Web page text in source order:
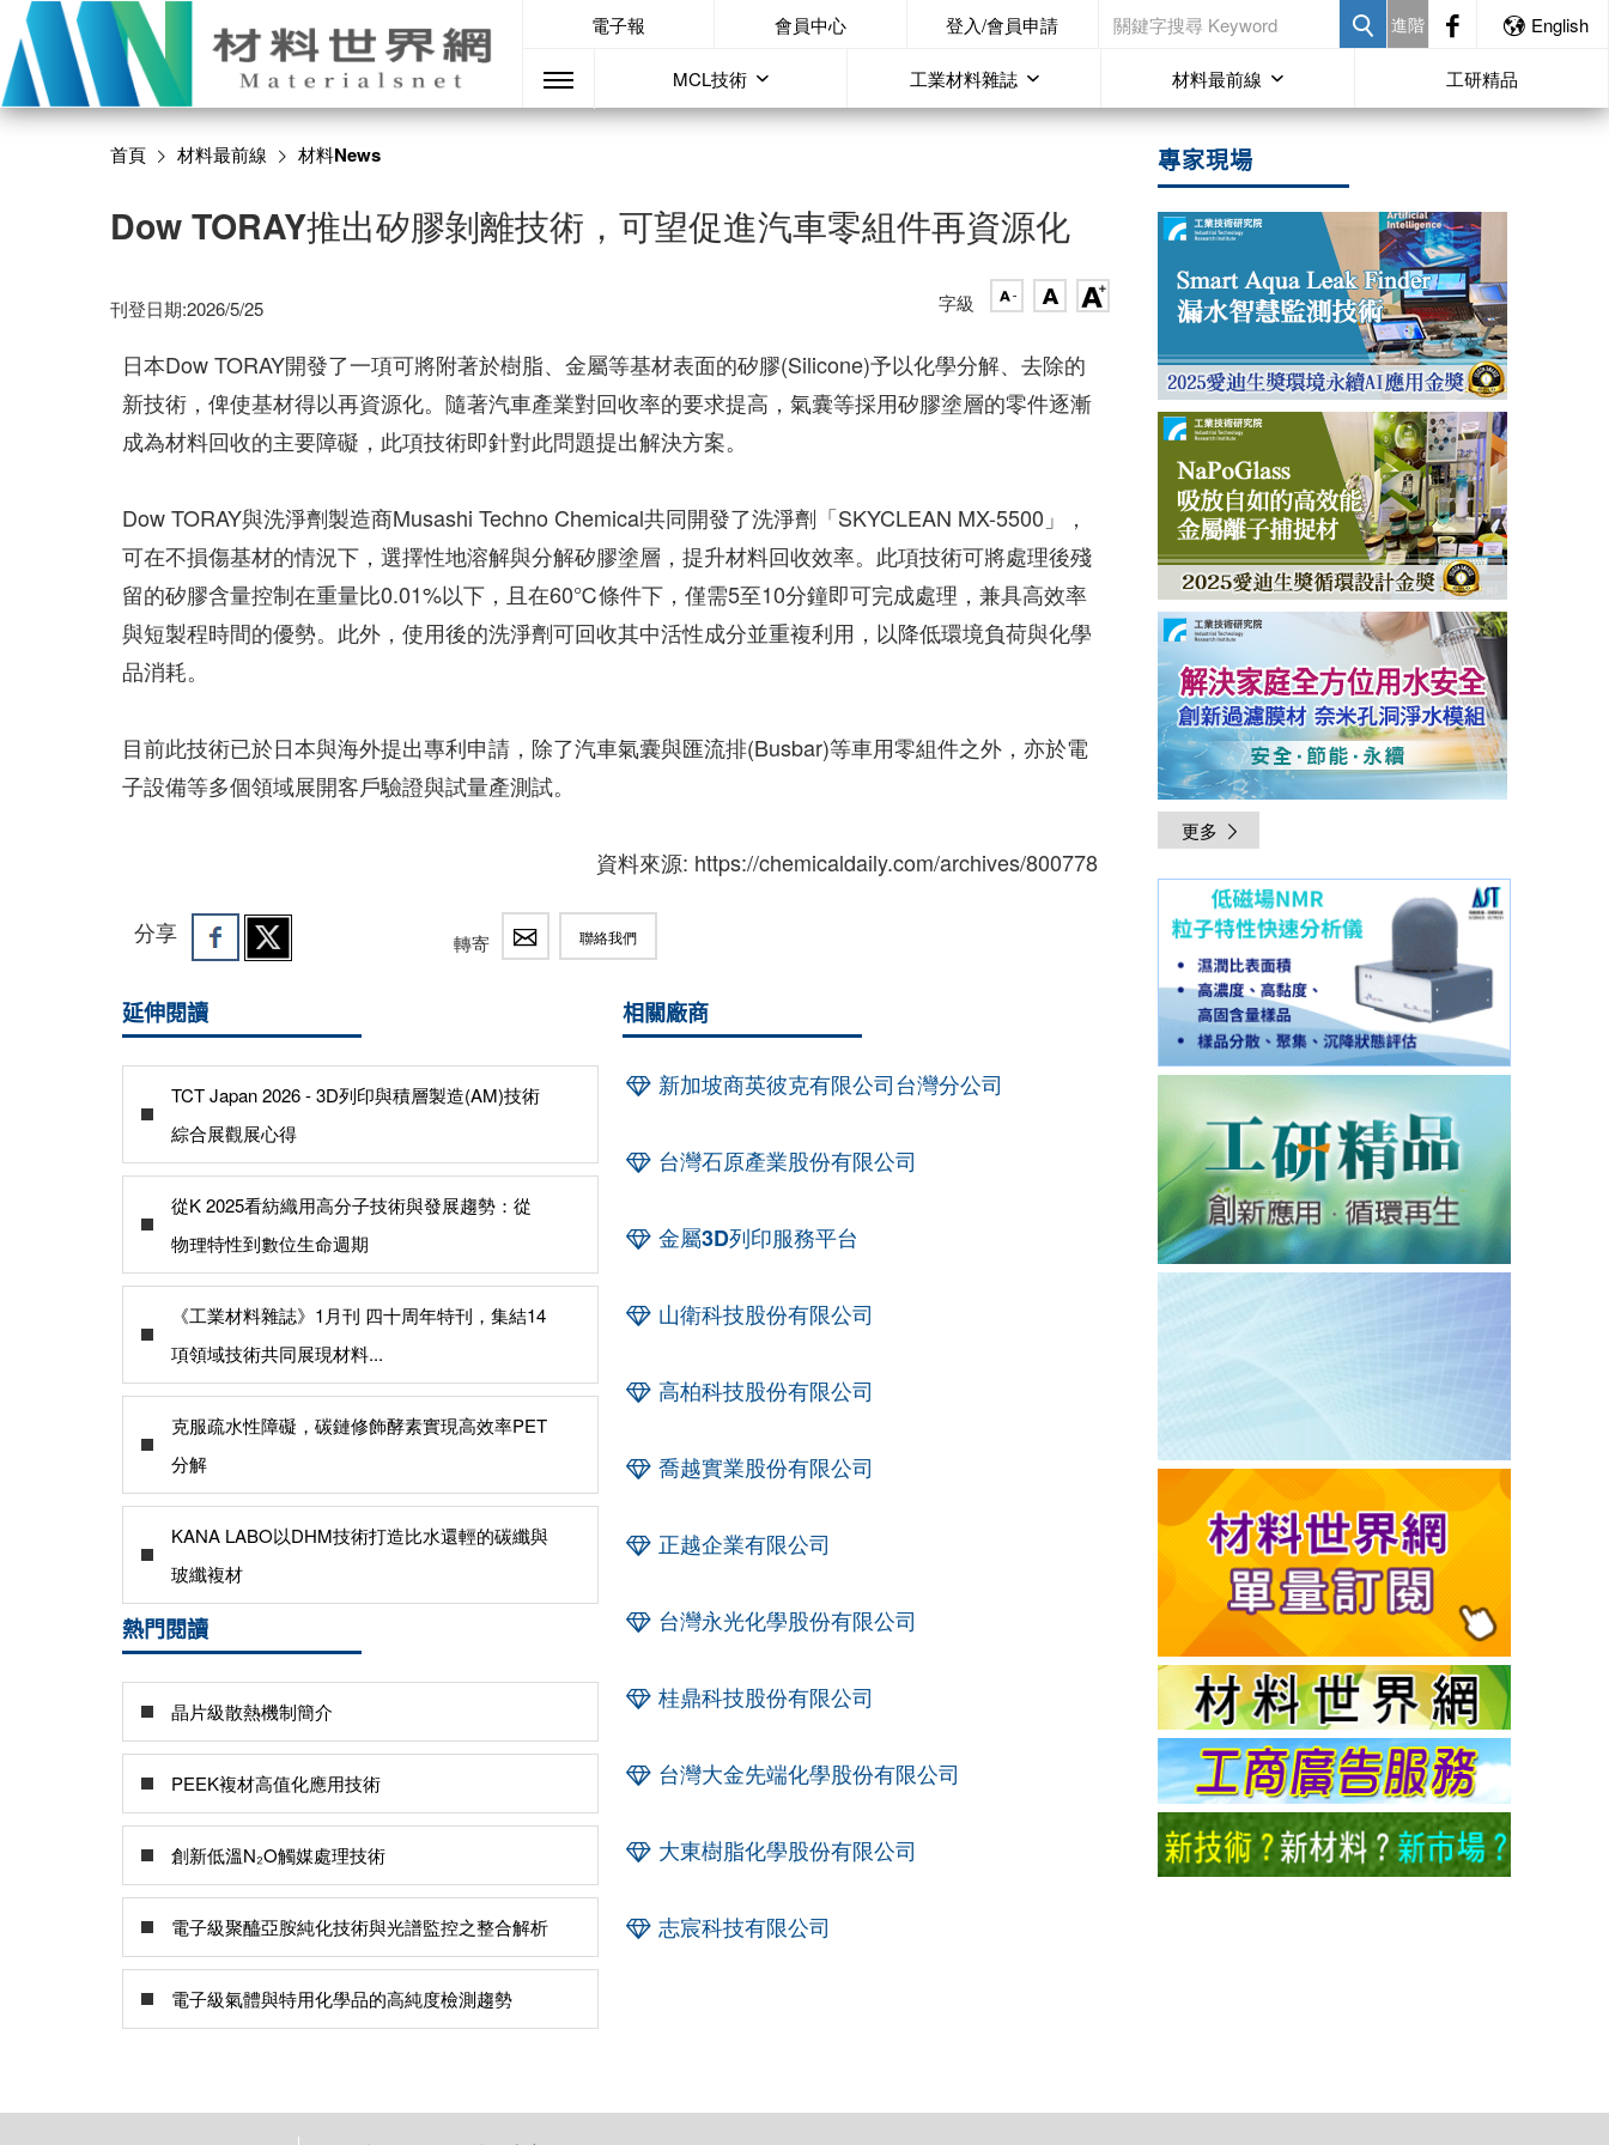
電子報 會員中心 登入/會員申請 進階 English
MCL技術 工業材料雜誌 材料最前線 工研精品
首頁 材料最前線 材料News
Dow TORAY推出矽膠剝離技術，可望促進汽車零組件再資源化
刊登日期:2026/5/25 字級
日本Dow TORAY開發了一項可將附著於樹脂、金屬等基材表面的矽膠(Silicone)予以化學分解、去除的
新技術，俾使基材得以再資源化。隨著汽車產業對回收率的要求提高，氣囊等採用矽膠塗層的零件逐漸
成為材料回收的主要障礙，此項技術即針對此問題提出解決方案。
Dow TORAY與洗淨劑製造商Musashi Techno Chemical共同開發了洗淨劑「SKYCLEAN MX-5500」，
可在不損傷基材的情況下，選擇性地溶解與分解矽膠塗層，提升材料回收效率。此項技術可將處理後殘
留的矽膠含量控制在重量比0.01%以下，且在60℃條件下，僅需5至10分鐘即可完成處理，兼具高效率
與短製程時間的優勢。此外，使用後的洗淨劑可回收其中活性成分並重複利用，以降低環境負荷與化學
品消耗。
目前此技術已於日本與海外提出專利申請，除了汽車氣囊與匯流排(Busbar)等車用零組件之外，亦於電
子設備等多個領域展開客戶驗證與試量產測試。
資料來源: https://chemicaldaily.com/archives/800778
分享 轉寄 聯絡我們
延伸閱讀
TCT Japan 2026 - 3D列印與積層製造(AM)技術
綜合展觀展心得
從K 2025看紡織用高分子技術與發展趨勢：從
物理特性到數位生命週期
《工業材料雜誌》1月刊 四十周年特刊，集結14
項領域技術共同展現材料...
克服疏水性障礙，碳鏈修飾酵素實現高效率PET
分解
KANA LABO以DHM技術打造比水還輕的碳纖與
玻纖複材
熱門閱讀
晶片級散熱機制簡介
PEEK複材高值化應用技術
創新低溫N₂O觸媒處理技術
電子級聚醯亞胺純化技術與光譜監控之整合解析
電子級氣體與特用化學品的高純度檢測趨勢
相關廠商
新加坡商英彼克有限公司台灣分公司
台灣石原產業股份有限公司
金屬3D列印服務平台
山衛科技股份有限公司
高柏科技股份有限公司
喬越實業股份有限公司
正越企業有限公司
台灣永光化學股份有限公司
桂鼎科技股份有限公司
台灣大金先端化學股份有限公司
大東樹脂化學股份有限公司
志宸科技有限公司
專家現場
更多